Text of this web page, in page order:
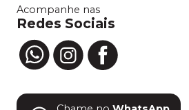
Acompanhe nas
Redes Sociais